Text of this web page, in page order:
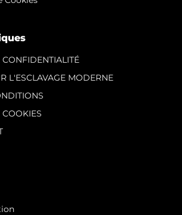
L'ESCLAVAGE MODERNE